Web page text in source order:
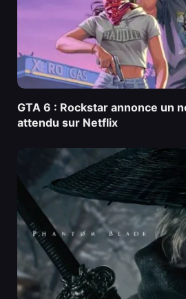
GTA 6 : Rockstar annonce un
attendu sur Netflix